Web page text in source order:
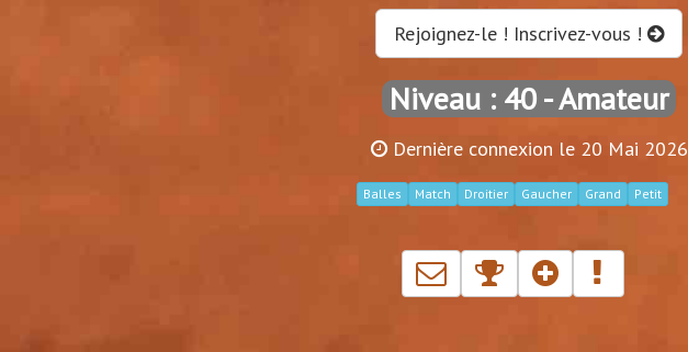
Rejoignez-le ! Inscrivez-vous !
Niveau : 40- Amateur
Dernière connexion le 20 Mai 2026
Balles Match Droitier Gaucher Grand Petit